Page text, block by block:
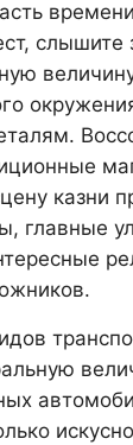
слышите
казни
главные